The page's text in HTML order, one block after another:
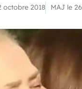
octobre 2018 MAJ le